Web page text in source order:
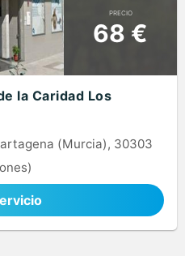
PRECIO
68 €
la Caridad Los
(Murcia), 30303